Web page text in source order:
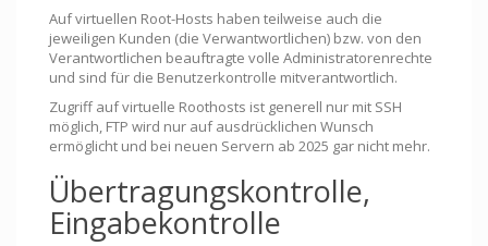
Auf virtuellen Root-Hosts haben teilweise auch die
jeweiligen Kunden (die Verwantwortlichen) bzw. von den
Verantwortlichen beauftragte volle Administratorenrechte
und sind für die Benutzerkontrolle mitverantwortlich.
Zugriff auf virtuelle Roothosts ist generell nur mit SSH
möglich, FTP wird nur auf ausdrücklichen Wunsch
ermöglicht und bei neuen Servern ab 2025 gar nicht mehr.
Übertragungskontrolle,
Eingabekontrolle